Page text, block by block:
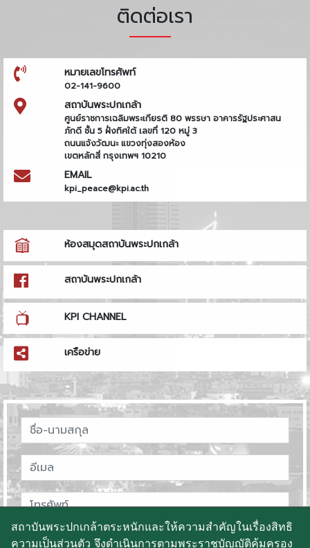
ติดต่อเรา
หมายเลขโทรศัพท์
02-141-9600
สถาบันพระปกเกล้า
ศูนย์ราชการเฉลิมพระเกียรติ 80 พรรษา อาคารรัฐประศาสน
ภักดี ชั้น 5 ฝั่งทิศใต้ เลขที่ 120 หมู่ 3
ถนนแจ้งวัฒนะ แขวงทุ่งสองห้อง
เขตหลักสี่ กรุงเทพฯ 10210
EMAIL
kpi_peace@kpi.ac.th
ห้องสมุดสถาบันพระปกเกล้า
สถาบันพระปกเกล้า
KPI CHANNEL
เครือข่าย
สถาบันพระปกเกล้าตระหนักและให้ความสำคัญในเรื่องสิทธิ
ความเป็นส่วนตัว จึงดำเนินการตามพระราชบัญญัติคุ้มครอง